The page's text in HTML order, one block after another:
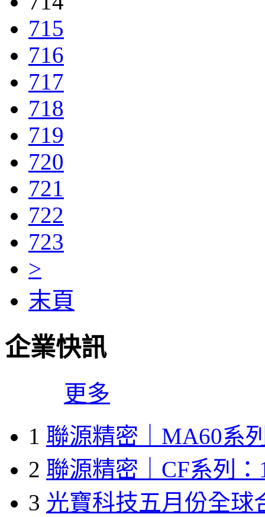
715
716
717
718
719
720
721
722
723
>
末頁
企業快訊
更多
1 聯源精密｜MA60系
2 聯源精密｜CF系列：
3 光寶科技五月份全球